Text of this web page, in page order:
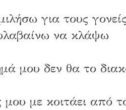
για τους
να κλάψω
μου δεν θα το
με κοιτάει από